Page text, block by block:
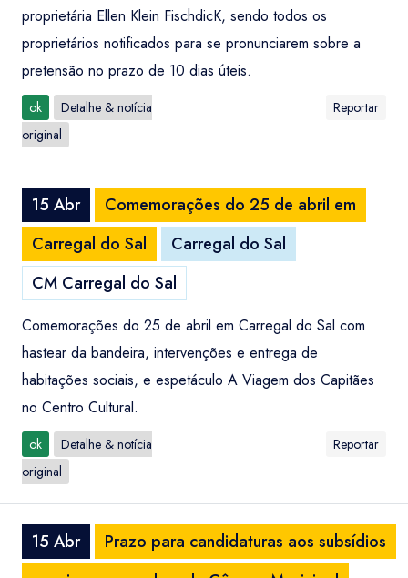
proprietária Ellen Klein FischdicK, sendo todos os
proprietários notificados para se pronunciarem sobre a
pretensão no prazo de 10 dias úteis.
ok
Detalhe & notícia
original
Reportar
15 Abr
Comemorações do 25 de abril em
Carregal do Sal
Carregal do Sal
CM Carregal do Sal
Comemorações do 25 de abril em Carregal do Sal com
hastear da bandeira, intervenções e entrega de
habitações sociais, e espetáculo A Viagem dos Capitães
no Centro Cultural.
ok
Detalhe & notícia
original
Reportar
15 Abr
Prazo para candidaturas aos subsídios